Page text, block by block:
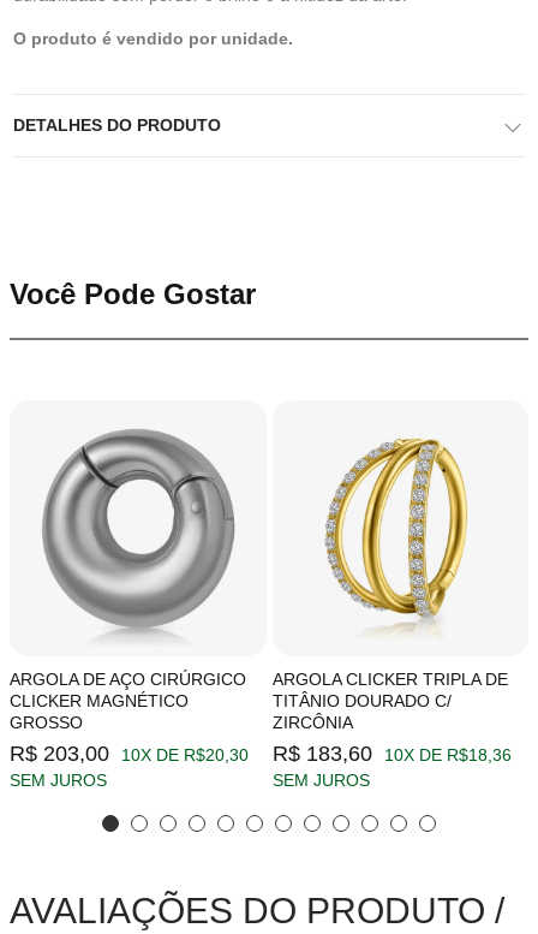
O produto é vendido por unidade.
DETALHES DO PRODUTO
Você Pode Gostar
ARGOLA DE AÇO CIRÚRGICO
CLICKER MAGNÉTICO
GROSSO
R$ 203,00
10X DE R$20,30
SEM JUROS
ARGOLA CLICKER TRIPLA DE
TITÂNIO DOURADO C/
ZIRCÔNIA
R$ 183,60
10X DE R$18,36
SEM JUROS
AVALIAÇÕES DO PRODUTO /